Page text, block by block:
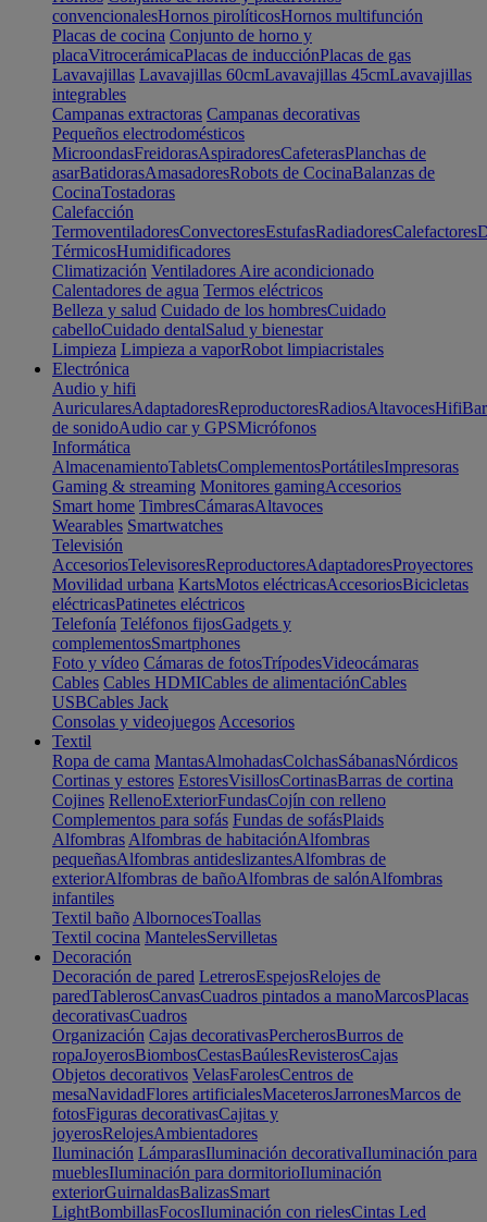
convencionalesHornos pirolíticosHornos multifunción
Placas de cocina Conjunto de horno y
placaVitrocerámicaPlacas de inducciónPlacas de gas
Lavavajillas Lavavajillas 60cmLavavajillas 45cmLavavajillas
integrables
Campanas extractoras Campanas decorativas
Pequeños electrodomésticos
MicroondasFreidorasAspiradoresCafeterasPlanchas de
asarBatidorasAmasadoresRobots de CocinaBalanzas de
CocinaTostadoras
Calefacción
TermoventiladoresConvectoresEstufasRadiadoresCalefactores
TérmicosHumidificadores
Climatización Ventiladores Aire acondicionado
Calentadores de agua Termos eléctricos
Belleza y salud Cuidado de los hombresCuidado
cabelloCuidado dentalSalud y bienestar
Limpieza Limpieza a vaporRobot limpiacristales
Electrónica
Audio y hifi
AuricularesAdaptadoresReproductoresRadiosAltavocesHifi
de sonidoAudio car y GPSMicrófonos
Informática
AlmacenamientoTabletsComplementosPortátilesImpresoras
Gaming & streaming Monitores gamingAccesorios
Smart home TimbresCámarasAltavoces
Wearables Smartwatches
Televisión
AccesoriosTelevisoresReproductoresAdaptadoresProyectores
Movilidad urbana KartsMotos eléctricasAccesoriosBicicletas
eléctricasPatinetes eléctricos
Telefonía Teléfonos fijosGadgets y
complementosSmartphones
Foto y vídeo Cámaras de fotosTrípodesVideocámaras
Cables Cables HDMICables de alimentaciónCables
USBCables Jack
Consolas y videojuegos Accesorios
Textil
Ropa de cama MantasAlmohadasColchasSábanasNórdicos
Cortinas y estores EstoresVisillosCortinasBarras de cortina
Cojines RellenoExteriorFundasCojín con relleno
Complementos para sofás Fundas de sofásPlaids
Alfombras Alfombras de habitaciónAlfombras
pequeñasAlfombras antideslizantesAlfombras de
exteriorAlfombras de bañoAlfombras de salónAlfombras
infantiles
Textil baño AlbornocesToallas
Textil cocina MantelesServilletas
Decoración
Decoración de pared LetrerosEspejosRelojes de
paredTablerosCanvasCuadros pintados a manoMarcosPlacas
decorativasCuadros
Organización Cajas decorativasPercherosBurros de
ropaJoyerosBiombosCestasBaúlesRevisterosCajas
Objetos decorativos VelasFarolesCentros de
mesaNavidadFlores artificialesMaceterosJarronesMarcos de
fotosFiguras decorativasCajitas y
joyerosRelojesAmbientadores
Iluminación LámparasIluminación decorativaIluminación para
mueblesIluminación para dormitorioIluminación
exteriorGuirnaldasBalizasSmart
LightBombillasFocosIluminación con rielesCintas Led